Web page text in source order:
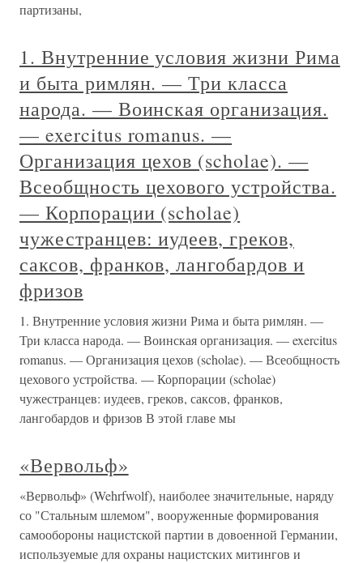
партизаны,
1. Внутренние условия жизни Рима
и быта римлян. — Три класса
народа. — Воинская организация.
— exercitus romanus. —
Организация цехов (scholae). —
Всеобщность цехового устройства.
— Корпорации (scholae)
чужестранцев: иудеев, греков,
саксов, франков, лангобардов и
фризов
1. Внутренние условия жизни Рима и быта римлян. —
Три класса народа. — Воинская организация. — exercitus
romanus. — Организация цехов (scholae). — Всеобщность
цехового устройства. — Корпорации (scholae)
чужестранцев: иудеев, греков, саксов, франков,
лангобардов и фризов В этой главе мы
«Вервольф»
«Вервольф» (Wehrfwolf), наиболее значительные, наряду
со "Стальным шлемом", вооруженные формирования
самообороны нацистской партии в довоенной Германии,
используемые для охраны нацистских митингов и